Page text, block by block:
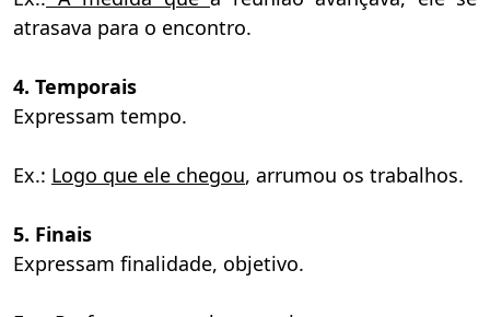
atrasava para o encontro.
4. Temporais
Expressam tempo.
Ex.: Logo que ele chegou, arrumou os trabalhos.
5. Finais
Expressam finalidade, objetivo.